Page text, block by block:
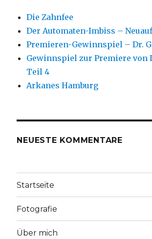
Die Zahnfee
Der Automaten-Imbiss –
Premieren-Gewinnspiel – Dr.
Gewinnspiel zur Premiere von
Teil 4
Arkanes Hamburg
NEUESTE KOMMENTARE
Startseite
Fotografie
Über mich